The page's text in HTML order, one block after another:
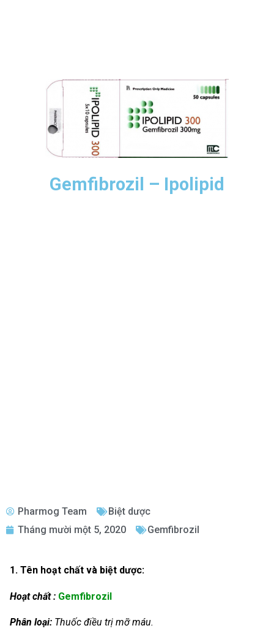
Gemfibrozil – Ipolipid
Pharmog Team
Biệt dược
Tháng mười một 5, 2020
Gemfibrozil
1. Tên hoạt chất và biệt dược:
Hoạt chất : Gemfibrozil
Phân loại: Thuốc điều trị mỡ máu.